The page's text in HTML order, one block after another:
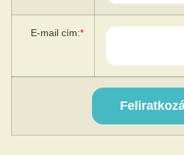
E-mail cím:*